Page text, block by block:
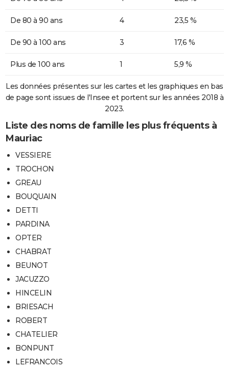
De 80 à 90 ans 4 23,5 %
De 90 à 100 ans 3 17,6 %
Plus de 100 ans 1 5,9 %
Les données présentes sur les cartes et les graphiques en bas
de page sont issues de l'Insee et portent sur les années 2018 à
2023.
Liste des noms de famille les plus fréquents à
Mauriac
VESSIERE
TROCHON
GREAU
BOUQUAIN
DETTI
PARDINA
OPTER
CHABRAT
BEUNOT
JACUZZO
HINCELIN
BRIESACH
ROBERT
CHATELIER
BONPUNT
LEFRANCOIS